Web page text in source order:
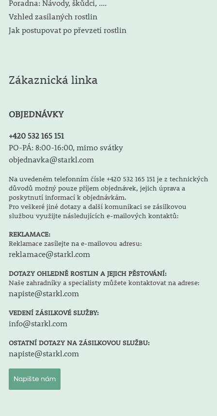
Poradna: Návody, škůdci, ....
Vzhled zasílaných rostlin
Jak postupovat po převzetí rostlin
Zákaznická linka
OBJEDNÁVKY
+420 532 165 151
PO-PÁ: 8:00-16:00, mimo svátky
objednavka@starkl.com
Na uvedeném telefonním čísle +420 532 165 151 je z technických
důvodů možný pouze příjem objednávek, jejich úprava a
poskytnutí informací k objednávkám.
Pro veškeré jiné dotazy a další komunikaci se zásilkovou
službou využijte následujících e-mailových kontaktů:
REKLAMACE:
Reklamace zasílejte na e-mailovou adresu:
reklamace@starkl.com
DOTAZY OHLEDNĚ ROSTLIN A JEJICH PĚSTOVÁNÍ:
Naše zahradníky a specialisty můžete kontaktovat na adrese:
napiste@starkl.com
VEDENÍ ZÁSILKOVÉ SLUŽBY:
info@starkl.com
OSTATNÍ DOTAZY NA ZÁSILKOVOU SLUŽBU:
napiste@starkl.com
Napište nám